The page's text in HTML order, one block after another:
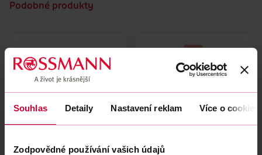
Souhlas Detaily Nastavení reklam Více o cookies
Zodpovědné používání vašich údajů
Podobné produkty